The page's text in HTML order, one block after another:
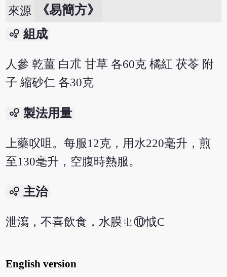
來源 《易簡方》
bubble_chart 組成
人參 乾薑 白朮 甘草 各60克 橘紅 茯苓 附
子 縮砂仁 各30克
bubble_chart 製法用量
上藥㕮咀。每服12克，用水220毫升，煎
至130毫升，空腹時熱服。
bubble_chart 主治
泄瀉，不喜飲食，水膜ㄓ⑩怴C
English version